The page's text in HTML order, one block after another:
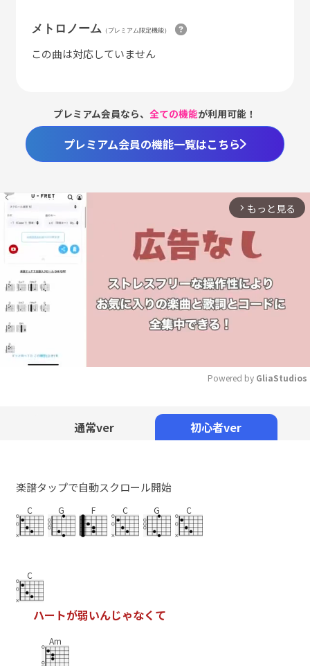
メトロノーム （プレミアム限定機能）
この曲は対応していません
プレミアム会員なら、全ての機能が利用可能！
プレミアム会員の機能一覧はこちら
arrow_forward_ios もっと見る
Powered by GliaStudios
通常ver 初心者ver
楽譜タップで自動スクロール開始
C G F C G C
C
ハー トが弱いんじゃなく て
Am